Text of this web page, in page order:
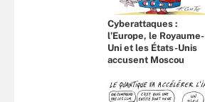
Cyberattaques :
l’Europe, le Royaume-
Uni et les États-Unis
accusent Moscou